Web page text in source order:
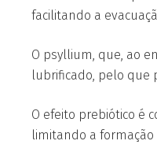
facilitando a
O psyllium, que, ao
lubrificado, pelo que
O efeito prebiótico é
limitando a